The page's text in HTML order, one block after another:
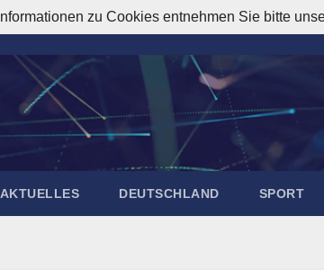
AKTUELLES DEUTSCHLAND SPORT
Informationen zu Cookies entnehmen Sie bitte